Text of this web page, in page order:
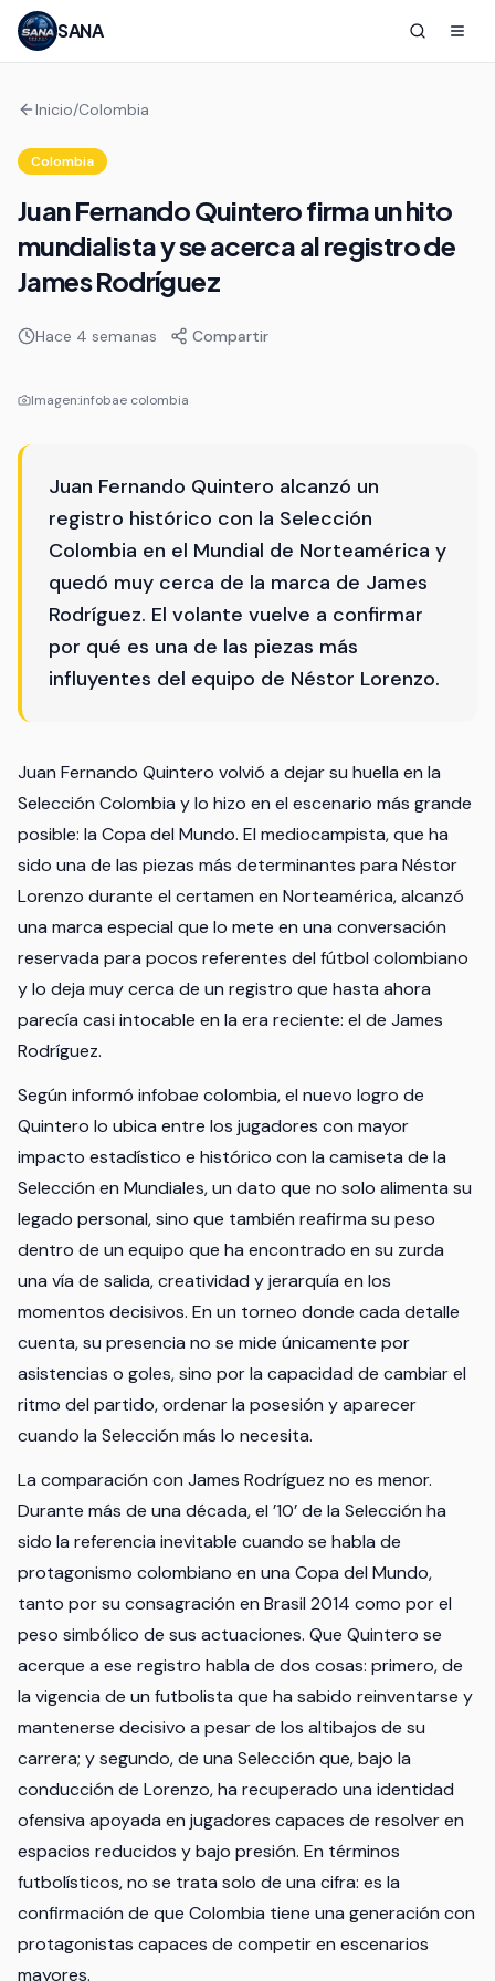
SANA
Inicio/Colombia
Colombia
Juan Fernando Quintero firma un hito
mundialista y se acerca al registro de
James Rodríguez
Hace 4 semanas Compartir
Imagen:infobae colombia
Juan Fernando Quintero alcanzó un
registro histórico con la Selección
Colombia en el Mundial de Norteamérica y
quedó muy cerca de la marca de James
Rodríguez. El volante vuelve a confirmar
por qué es una de las piezas más
influyentes del equipo de Néstor Lorenzo.
Juan Fernando Quintero volvió a dejar su huella en la
Selección Colombia y lo hizo en el escenario más grande
posible: la Copa del Mundo. El mediocampista, que ha
sido una de las piezas más determinantes para Néstor
Lorenzo durante el certamen en Norteamérica, alcanzó
una marca especial que lo mete en una conversación
reservada para pocos referentes del fútbol colombiano
y lo deja muy cerca de un registro que hasta ahora
parecía casi intocable en la era reciente: el de James
Rodríguez.
Según informó infobae colombia, el nuevo logro de
Quintero lo ubica entre los jugadores con mayor
impacto estadístico e histórico con la camiseta de la
Selección en Mundiales, un dato que no solo alimenta su
legado personal, sino que también reafirma su peso
dentro de un equipo que ha encontrado en su zurda
una vía de salida, creatividad y jerarquía en los
momentos decisivos. En un torneo donde cada detalle
cuenta, su presencia no se mide únicamente por
asistencias o goles, sino por la capacidad de cambiar el
ritmo del partido, ordenar la posesión y aparecer
cuando la Selección más lo necesita.
La comparación con James Rodríguez no es menor.
Durante más de una década, el ’10’ de la Selección ha
sido la referencia inevitable cuando se habla de
protagonismo colombiano en una Copa del Mundo,
tanto por su consagración en Brasil 2014 como por el
peso simbólico de sus actuaciones. Que Quintero se
acerque a ese registro habla de dos cosas: primero, de
la vigencia de un futbolista que ha sabido reinventarse y
mantenerse decisivo a pesar de los altibajos de su
carrera; y segundo, de una Selección que, bajo la
conducción de Lorenzo, ha recuperado una identidad
ofensiva apoyada en jugadores capaces de resolver en
espacios reducidos y bajo presión. En términos
futbolísticos, no se trata solo de una cifra: es la
confirmación de que Colombia tiene una generación con
protagonistas capaces de competir en escenarios
mayores.